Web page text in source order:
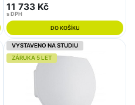
11 733 Kč
s DPH
DO KOŠÍKU
VYSTAVENO NA STUDIU
ZÁRUKA 5 LET